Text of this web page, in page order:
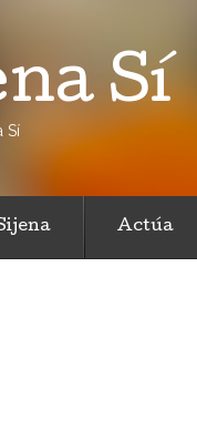
Sí
Sí
Actúa